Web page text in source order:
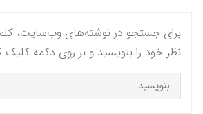
برای جستجو در نوشته‌های وب‌سایت،
نظر خود را بنویسید و بر روی دکمه کلیک